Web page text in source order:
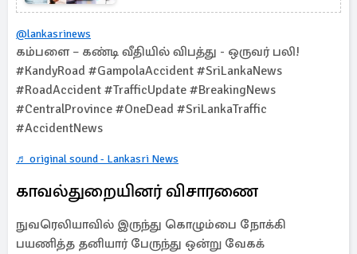
@lankasrinews
கம்பளை – கண்டி வீதியில் விபத்து - ஒருவர் பலி!
#KandyRoad #GampolaAccident #SriLankaNews
#RoadAccident #TrafficUpdate #BreakingNews
#CentralProvince #OneDead #SriLankaTraffic
#AccidentNews
♬ original sound - Lankasri News
காவல்துறையினர் விசாரணை
நுவரெலியாவில் இருந்து கொழும்பை நோக்கி
பயணித்த தனியார் பேருந்து ஒன்று வேகக்